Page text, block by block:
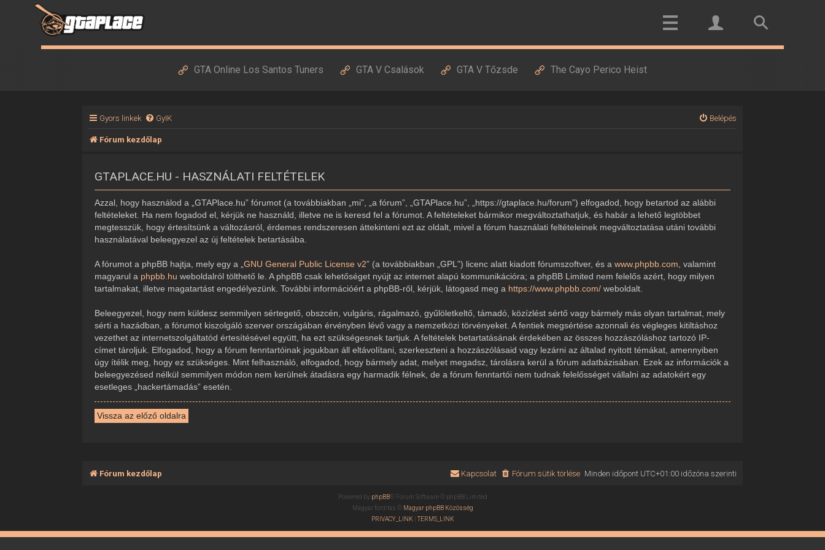
GTA Online Los Santos Tuners GTA V Csalások GTA V Tőzsde The Cayo Perico Heist
Gyors linkek GyIK Belépés
Fórum kezdőlap
GTAPLACE.HU - HASZNÁLATI FELTÉTELEK
Azzal, hogy használod a „GTAPlace.hu” fórumot (a továbbiakban „mi”, „a fórum”, „GTAPlace.hu”, „https://gtaplace.hu/forum”) elfogadod, hogy betartod az alábbi
feltételeket. Ha nem fogadod el, kérjük ne használd, illetve ne is keresd fel a fórumot. A feltételeket bármikor megváltoztathatjuk, és habár a lehető legtöbbet
megtesszük, hogy értesítsünk a változásról, érdemes rendszeresen áttekinteni ezt az oldalt, mivel a fórum használati feltételeinek megváltoztatása utáni további
használatával beleegyezel az új feltételek betartásába.
A fórumot a phpBB hajtja, mely egy a „GNU General Public License v2” (a továbbiakban „GPL”) licenc alatt kiadott fórumszoftver, és awww.phpbb.com , valamint
magyarul a phpbb.hu weboldalról tölthető le. A phpBB csak lehetőséget nyújt az internet alapú kommunikációra; a phpBB Limited nem felelős azért, hogy milyen
tartalmakat, illetve magatartást engedélyezünk. További információért a phpBB-ről, kérjük, látogasd meg a https://www.phpbb.com/ weboldalt.
Beleegyezel, hogy nem küldesz semmilyen sértegető, obszcén, vulgáris, rágalmazó, gyűlöletkeltő, támadó, közízlést sértő vagy bármely más olyan tartalmat, mely
sérti a hazádban, a fórumot kiszolgáló szerver országában érvényben lévő vagy a nemzetközi törvényeket. A fentiek megsértése azonnali és végleges kitiltáshoz
vezethet az internetszolgáltatód értesítésével együtt, ha ezt szükségesnek tartjuk. A feltételek betartatásának érdekében az összes hozzászóláshoz tartozó IP-
címet tároljuk. Elfogadod, hogy a fórum fenntartóinak jogukban áll eltávolítani, szerkeszteni a hozzászólásaid vagy lezárni az általad nyitott témákat, amennyiben
úgy ítélik meg, hogy ez szükséges. Mint felhasználó, elfogadod, hogy bármely adat, melyet megadsz, tárolásra kerül a fórum adatbázisában. Ezek az információk a
beleegyezésed nélkül semmilyen módon nem kerülnek átadásra egy harmadik félnek, de a fórum fenntartói nem tudnak felelősséget vállalni az adatokért egy
esetleges „hackertámadás” esetén.
Vissza az előző oldalra
Fórum kezdőlap Minden időpont UTC+01:00időzóna szerinti
Fórum sütik törlése
Kapcsolat
Powered by phpBB® Forum Software © phpBB Limited
Magyar fordítás © Magyar phpBB Közösség
PRIVACY_LINK |TERMS_LINK